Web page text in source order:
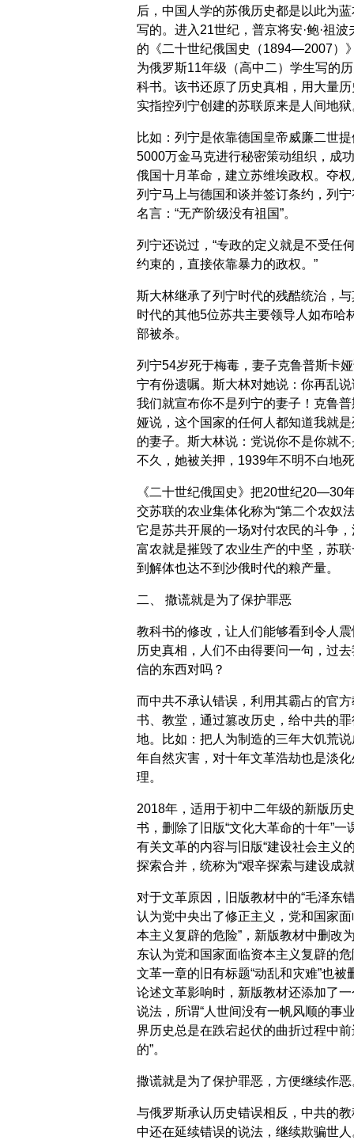
后，中国人学的苏俄历史都是以此为
写的。进入21世纪，普京将安·鲍·祖波
的《二十世纪俄国史（1894—2007）
为俄罗斯11年级（高中二）学生写的
科书。该书还原了历史真相，用大量历
实指控列宁创建的苏联原来是人间地狱
比如：列宁是依靠德国皇帝威廉二世
5000万金马克进行秘密策动组织，成
俄国十月革命，建立苏维埃政权。夺权
列宁马上与德国和谈并签订条约，列宁
名言：“无产阶级没有祖国”。
列宁还说过，“专政的定义就是不受任
约束的，直接依靠暴力的政权。”
斯大林继承了列宁时代的残酷统治，与
时代的其他5位苏共主要领导人如布哈
部被杀。
列宁54岁死于梅毒，妻子克鲁普斯卡
宁有份遗嘱。斯大林对她说：你再乱说
我们就宣布你不是列宁的妻子！克鲁普
娅说，这个国家的任何人都知道我就是
的妻子。斯大林说：党说你不是你就不
不久，她被关押，1939年不明不白地
《二十世纪俄国史》把20世纪20—30
交苏联的农业集体化称为“第二个农奴
它是苏共开展的一场对付农民的斗争，
富农就是摧毁了农业生产的中坚，苏联
到解体也达不到沙俄时代的粮产量。
二、 撒谎就是为了保护罪恶
教科书的修改，让人们能够看到令人震
历史真相，人们不由得要问一句，过
信的东西对吗？
而中共不承认错误，利用其霸占的官方
书、教堂，通过篡改历史，给中共的罪
地。比如：把人为制造的三年大饥荒说
年自然灾害，对十年文革浩劫也是淡化
理。
2018年，适用于初中二年级的新版历
书，删除了旧版“文化大革命的十年”一
有关文革的内容与旧版“建设社会主义
探索合并，统称为“艰辛探索与建设成
对于文革原因，旧版教材中的“毛泽东
认为党中央出了修正主义，党和国家面
本主义复辟的危险”，新版教材中删改
东认为党和国家面临资本主义复辟的危
文革一章的旧有标题“动乱和灾难”也被
论述文革影响时，新版教材还添加了一
说法，所谓“人世间没有一帆风顺的事
界历史总是在跌宕起伏的曲折过程中前
的”。
撒谎就是为了保护罪恶，方便继续作恶
与俄罗斯承认历史错误相反，中共的教
中还在延续错误的说法，继续欺骗世人